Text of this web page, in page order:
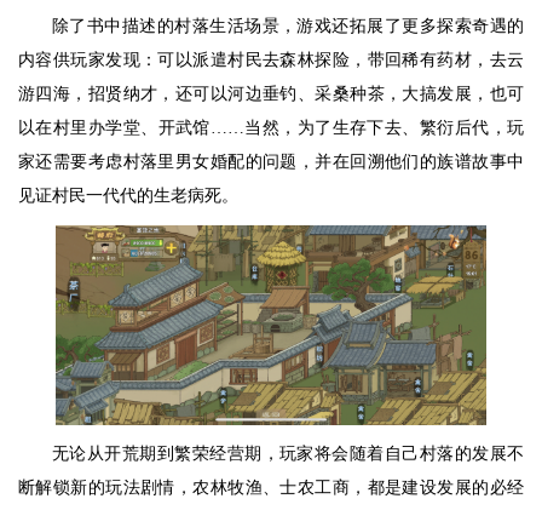
除了书中描述的村落生活场景，游戏还拓展了更多探索奇遇的
内容供玩家发现：可以派遣村民去森林探险，带回稀有药材，去云
游四海，招贤纳才，还可以河边垂钓、采桑种茶，大搞发展，也可
以在村里办学堂、开武馆……当然，为了生存下去、繁衍后代，玩
家还需要考虑村落里男女婚配的问题，并在回溯他们的族谱故事中
见证村民一代代的生老病死。
无论从开荒期到繁荣经营期，玩家将会随着自己村落的发展不
断解锁新的玩法剧情，农林牧渔、士农工商，都是建设发展的必经